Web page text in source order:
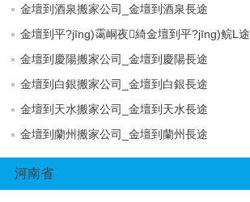
金壇到酒泉搬家公司_金壇到酒泉長途
金壇到平?jīng)霭峒夜綺金壇到平?jīng)鲩L途
金壇到慶陽搬家公司_金壇到慶陽長途
金壇到白銀搬家公司_金壇到白銀長途
金壇到天水搬家公司_金壇到天水長途
金壇到蘭州搬家公司_金壇到蘭州長途
河南省